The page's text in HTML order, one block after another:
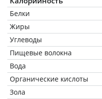
Белки
Жиры
Углеводы
Пищевые волокна
Вода
Органические кислоты
Зола